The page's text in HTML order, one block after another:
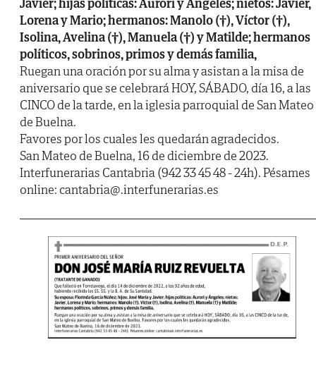
Lorena y Mario; hermanos: Manolo (†), Víctor (†),
Isolina, Avelina (†), Manuela (†) y Matilde; hermanos
políticos, sobrinos, primos y demás familia,
Ruegan una oración por su alma y asistan a la misa de
aniversario que se celebrará HOY, SÁBADO, día 16, a las
CINCO de la tarde, en la iglesia parroquial de San Mateo
de Buelna.
Favores por los cuales les quedarán agradecidos.
San Mateo de Buelna, 16 de diciembre de 2023.
Interfunerarias Cantabria (942 33 45 48 - 24h). Pésames
online: cantabria@.interfunerarias.es